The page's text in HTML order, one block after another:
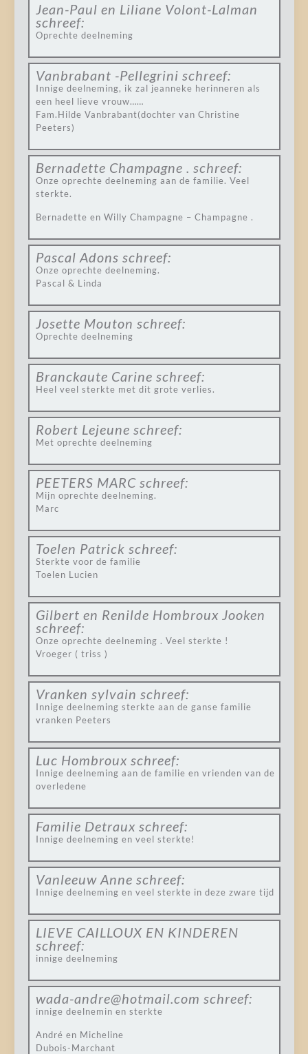
Jean-Paul en Liliane Volont-Lalman
schreef:
Oprechte deelneming
Vanbrabant -Pellegrini schreef:
Innige deelneming, ik zal jeanneke herinneren als
een heel lieve vrouw……
Fam.Hilde Vanbrabant(dochter van Christine
Peeters)
Bernadette Champagne . schreef:
Onze oprechte deelneming aan de familie. Veel
sterkte.
Bernadette en Willy Champagne – Champagne .
Pascal Adons schreef:
Onze oprechte deelneming.
Pascal & Linda
Josette Mouton schreef:
Oprechte deelneming
Branckaute Carine schreef:
Heel veel sterkte met dit grote verlies.
Robert Lejeune schreef:
Met oprechte deelneming
PEETERS MARC schreef:
Mijn oprechte deelneming.
Marc
Toelen Patrick schreef:
Sterkte voor de familie
Toelen Lucien
Gilbert en Renilde Hombroux Jooken
schreef:
Onze oprechte deelneming . Veel sterkte !
Vroeger ( triss )
Vranken sylvain schreef:
Innige deelneming sterkte aan de ganse familie
vranken Peeters
Luc Hombroux schreef:
Innige deelneming aan de familie en vrienden van de
overledene
Familie Detraux schreef:
Innige deelneming en veel sterkte!
Vanleeuw Anne schreef:
Innige deelneming en veel sterkte in deze zware tijd
LIEVE CAILLOUX EN KINDEREN
schreef:
innige deelneming
wada-andre@hotmail.com schreef:
innige deelnemin en sterkte
André en Micheline
Dubois-Marchant